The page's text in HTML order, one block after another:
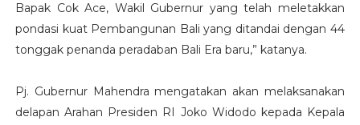
Bapak Cok Ace, Wakil Gubernur yang telah meletakkan
pondasi kuat Pembangunan Bali yang ditandai dengan 44
tonggak penanda peradaban Bali Era baru,” katanya.
Pj. Gubernur Mahendra mengatakan akan melaksanakan
delapan Arahan Presiden RI Joko Widodo kepada Kepala